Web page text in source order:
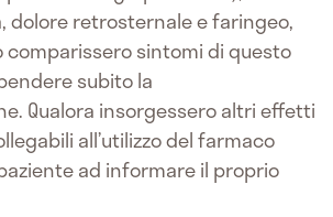
dolore retrosternale e faringeo,
comparissero sintomi di questo
subito la
Qualora insorgessero altri effetti
all’utilizzo del farmaco
ad informare il proprio